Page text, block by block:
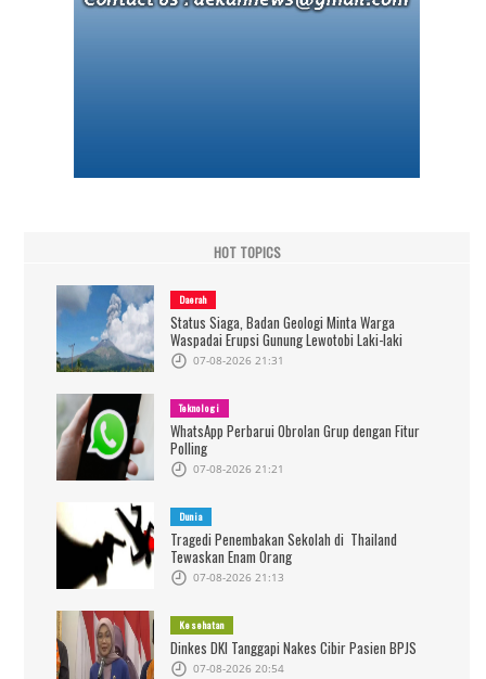
HOT TOPICS
Daerah
Status Siaga, Badan Geologi Minta Warga
Waspadai Erupsi Gunung Lewotobi Laki-laki
07-08-2026 21:31
Teknologi
WhatsApp Perbarui Obrolan Grup dengan Fitur
Polling
07-08-2026 21:21
Dunia
Tragedi Penembakan Sekolah di Thailand
Tewaskan Enam Orang
07-08-2026 21:13
Kesehatan
Dinkes DKI Tanggapi Nakes Cibir Pasien BPJS
07-08-2026 20:54